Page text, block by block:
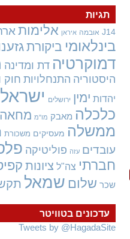
עדכונים בטוויטר
Tweets by @HagadaSite
תגיות
J14 אובמה איראן אלימות
בינלאומי ביקורת
דמוקרטיה דת ומדינה
היסטוריה התנחלויות חוק
יהדות ימין ירושלים ישראל
כלכלה מאבק מו"מ מחאה
ממשלה מעסיקים משכורת
עובדים עזה פוליטיקה
חברתי צה"ל ציונות
שכר שלום שמאל